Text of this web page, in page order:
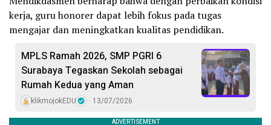
kerja, guru honorer dapat lebih fokus pada tugas
mengajar dan meningkatkan kualitas pendidikan.
MPLS Ramah 2026, SMP PGRI 6
Surabaya Tegaskan Sekolah sebagai
Rumah Kedua yang Aman
klikmojokEDU 13/07/2026